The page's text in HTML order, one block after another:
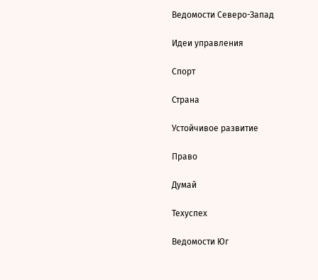
Ведомости Северо-Запад
Идеи управления
Спорт
Страна
Устойчивое развитие
Право
Думай
Техуспех
Ведомости Юг